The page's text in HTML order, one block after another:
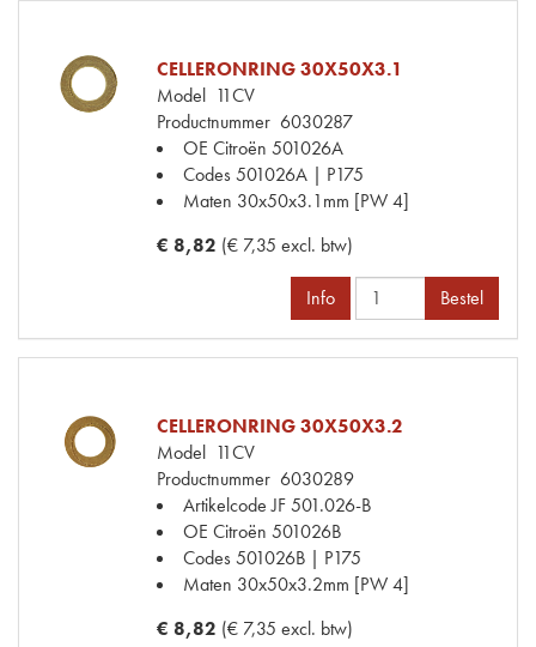
CELLERONRING 30X50X3.1
Model 11CV
Productnummer 6030287
OE Citroën 501026A
Codes501026A | P175
Maten 30x50x3.1mm [PW 4]
€ 8,82 (€ 7,35 excl. btw)
Info Bestel
CELLERONRING 30X50X3.2
Model 11CV
Productnummer 6030289
Artikelcode JF501.026-B
OE Citroën 501026B
Codes501026B | P175
Maten 30x50x3.2mm [PW 4]
€ 8,82 (€ 7,35 excl. btw)